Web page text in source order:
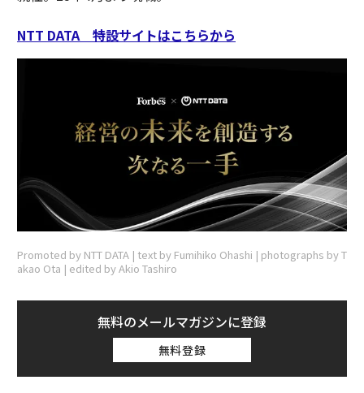
NTT DATA 特設サイトはこちらから
Promoted by NTT DATA | text by Fumihiko Ohashi | photographs by T
akao Ota | edited by Akio Tashiro
無料のメールマガジンに登録
無料登録